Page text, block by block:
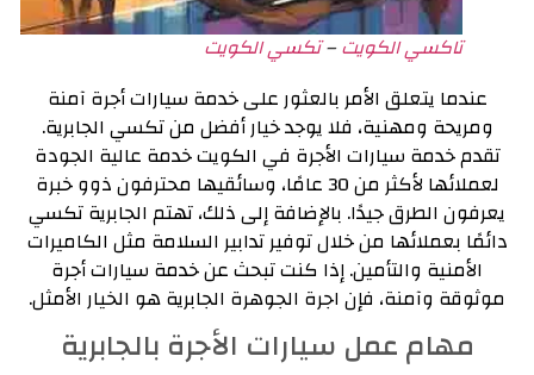
تاكسي الكويت–تكسي الكويت
عندما يتعلق الأمر بالعثور على خدمة سيارات أجرة آمنة
ومريحة ومهنية، فلا يوجد خيار أفضل من تكسي الجابرية.
تقدم خدمة سيارات الأجرة في الكويت خدمة عالية الجودة
لعملائها لأكثر من 30 عامًا، وسائقيها محترفون ذوو خبرة
يعرفون الطرق جيدًا. بالإضافة إلى ذلك، تهتم الجابرية تكسي
دائمًا بعملائها من خلال توفير تدابير السلامة مثل الكاميرات
الأمنية والتأمين. إذا كنت تبحث عن خدمة سيارات أجرة
موثوقة وآمنة، فإن اجرة الجوهرة الجابرية هو الخيار الأمثل.
مهام عمل سيارات الأجرة بالجابرية